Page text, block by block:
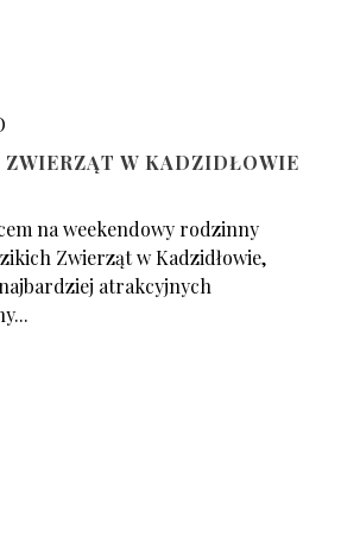
W KADZIDŁOWIE
na weekendowy rodzinny
Zwierząt w Kadzidłowie,
atrakcyjnych